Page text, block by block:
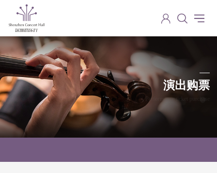
演出购票
Performance ticket purchase